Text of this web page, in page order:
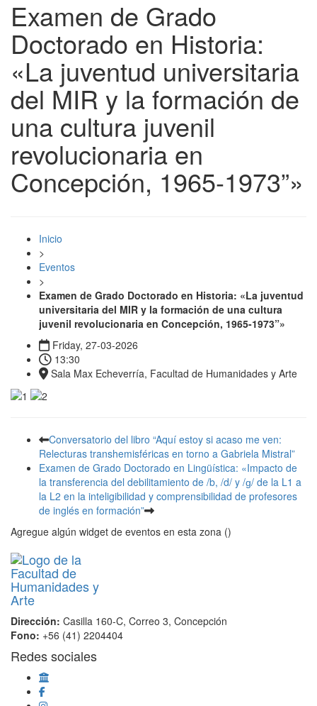
Examen de Grado
Doctorado en Historia:
«La juventud universitaria
del MIR y la formación de
una cultura juvenil
revolucionaria en
Concepción, 1965-1973”»
Inicio
>
Eventos
>
Examen de Grado Doctorado en Historia: «La juventud
universitaria del MIR y la formación de una cultura
juvenil revolucionaria en Concepción, 1965-1973”»
Friday, 27-03-2026
13:30
Sala Max Echeverría, Facultad de Humanidades y Arte
Conversatorio del libro “Aquí estoy si acaso me ven:
Relecturas transhemisféricas en torno a Gabriela Mistral”
Examen de Grado Doctorado en Lingüística: «Impacto de
la transferencia del debilitamiento de /b, /d/ y /ɡ/ de la L1 a
la L2 en la inteligibilidad y comprensibilidad de profesores
de inglés en formación”
Agregue algún widget de eventos en esta zona ()
Dirección: Casilla 160-C, Correo 3, Concepción
Fono: +56 (41) 2204404
Redes sociales